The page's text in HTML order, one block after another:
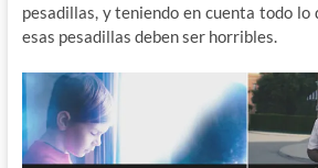
pesadillas, y teniendo en cuenta todo lo
esas pesadillas deben ser horribles.